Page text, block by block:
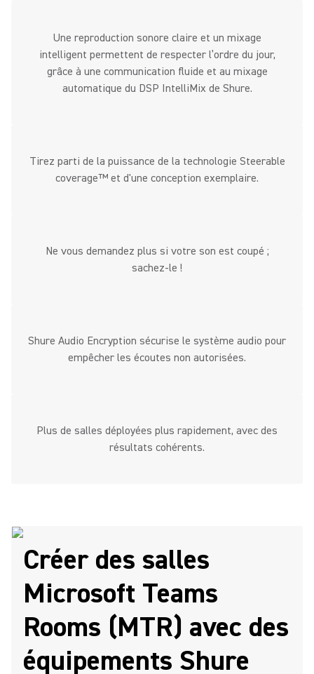
Une reproduction sonore claire et un mixage
intelligent permettent de respecter l’ordre du jour,
grâce à une communication fluide et au mixage
automatique du DSP IntelliMix de Shure.
Tirez parti de la puissance de la technologie Steerable
coverage™ et d'une conception exemplaire.
Ne vous demandez plus si votre son est coupé ;
sachez-le !
Shure Audio Encryption sécurise le système audio pour
empêcher les écoutes non autorisées.
Plus de salles déployées plus rapidement, avec des
résultats cohérents.
Créer des salles
Microsoft Teams
Rooms (MTR) avec des
équipements Shure